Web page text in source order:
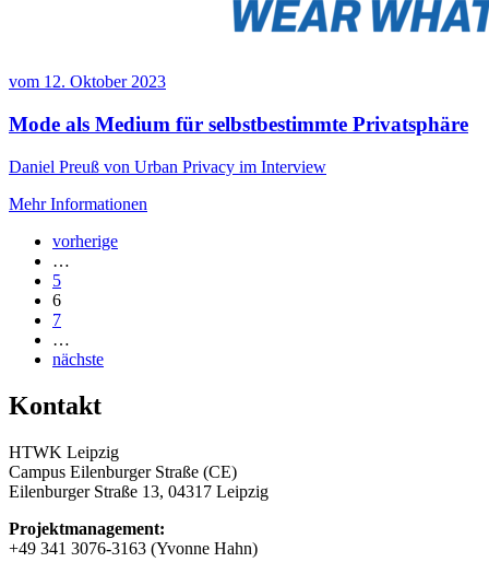
vom 12. Oktober 2023
Mode als Medium für selbstbestimmte Privatsphäre
Daniel Preuß von Urban Privacy im Interview
Mehr Informationen
vorherige
…
5
6
7
…
nächste
Kontakt
HTWK Leipzig
Campus Eilenburger Straße (CE)
Eilenburger Straße 13, 04317 Leipzig
Projektmanagement:
+49 341 3076-3163 (Yvonne Hahn)